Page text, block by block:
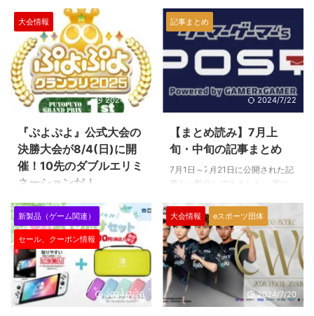
『EVO』チャンピオンがアメリカ
のAarondamacs選手に決まりま
した！ ひと昔前はアークゲーや
アニメ系の格ゲー、コンボゲーと
いえば日本人が上位を総ナメして
いたイメージですが、最近は海外
プレイヤーの活躍が目立つように
なってきました。ネット対戦環境
プレイヤーが『スト6』に転向・
注力していることなど様々な要因
が考えられますが、今後の情勢が
どう変化していくのかにも注目し
ズン2についても発表されたの
で、プレイヤーの方は要チェッ ...
世界最大規模の格闘ゲーム大会
『EVO』、そのストリートファイ
ター6（スト6）部門のチャンピ
オンが決まりました。 『スト5』
から頭角を現し、並外れた人間性
脳を誇るPUNK選手がついに世界
大会で優勝です。 その他国内外
の大会情報をありますので、プレ
～！ （以下、リリース内容をそ
のまま掲載しています） 世界最
Championship Series 2024」⼤
Championship Series 2024」
は、FLY|PUNK ...
大会情報
2024/7/22
『ぷよぷよ』公式大会の
決勝大会が8/4(日)に開
催！10先のダブルエリミ
ネーションだ！
『ぷよぷよ』のプロによる決勝大
会が8/4(日)に開催されます。 本
大会には、7月上旬から行われて
いた予選を勝ち抜いた8名が出
場。大会形式は10本先取のダブ
ルエリミネーショントーナメン
ト。実力がしっかり問われる形式
です。プロたちの技と熱戦を見逃
記事まとめ
2024/7/22
【まとめ読み】7月上
旬・中旬の記事まとめ
7月1日～7月21日に公開された記
事を一覧化してみました。 気に
ですよ～。 取材 『EVO JAPAN』
にいたA.K.I.、声優の"ひろとひ
ろ"って何者？気になりすぎたの
で本人に色々聞いてみた 触れる
な危険！？格ゲーVtuber"深瀬ぽ
そ美"がヤバい！ 1時間500円でド
リンクバー付き、炒飯が美味いゲ
ームバー！立川Bridgeはなぜこん
新製品（ゲーム関連）
セール、クーポン情報
2024/7/20
大会情報 eスポーツ団体
2024/7/20